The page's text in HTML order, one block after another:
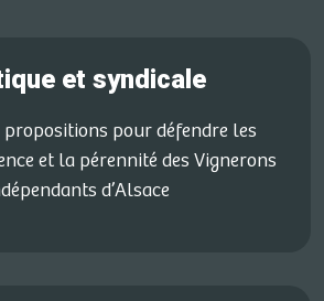
et syndicale
propositions pour défendre les
et la pérennité des Vignerons
d’Alsace